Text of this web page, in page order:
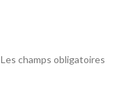
Les champs obligatoires